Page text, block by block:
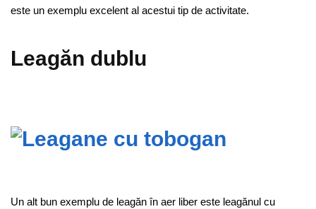
este un exemplu excelent al acestui tip de activitate.
Leagăn dublu
Un alt bun exemplu de leagăn în aer liber este leagănul cu